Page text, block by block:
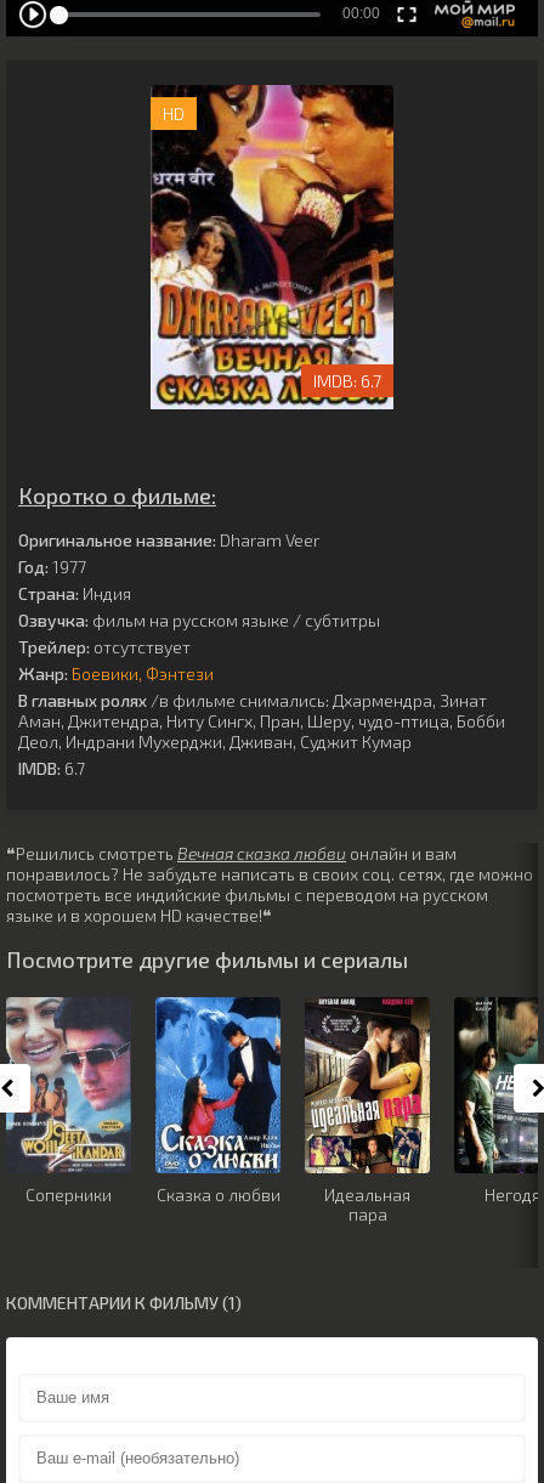
HD
6.7
Коротко о фильме:
Оригинальное название: Dharam Veer
Год: 1977
Страна: Индия
Озвучка: фильм на русском языке / субтитры
Трейлер: отсутствует
Жанр: Боевики Фэнтези
В главных ролях /в фильме снимались: Дхармендра, Зинат
Аман, Джитендра, Ниту Сингх, Пран, Шеру, чудо-птица, Бобби
Деол, Индрани Мухерджи, Дживан, Суджит Кумар
IMDB: 6.7
❝Решились смотреть Вечная сказка любви онлайн и вам
понравилось? Не забудьте написать в своих соц. сетях, где можно
посмотреть все индийские фильмы с переводом на русском
языке и в хорошем HD качестве!❝
Посмотрите другие фильмы и сериалы
Соперники Сказка о любви
Идеальная
пара
КОММЕНТАРИИ К ФИЛЬМУ (1)